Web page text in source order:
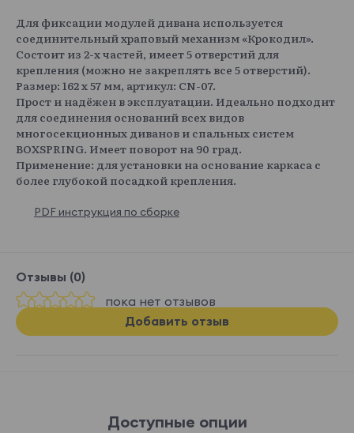
Для фиксации модулей дивана используется
соединительный храповый механизм «Крокодил».
Состоит из 2-х частей, имеет 5 отверстий для
крепления (можно не закреплять все 5 отверстий).
Размер: 162 х 57 мм, артикул: CN-07.
Прост и надёжен в эксплуатации. Идеально подходит
для соединения оснований всех видов
многосекционных диванов и спальных систем
BOXSPRING. Имеет поворот на 90 град.
Применение: для установки на основание каркаса с
более глубокой посадкой крепления.
PDF инструкция по сборке
Отзывы (0)
пока нет отзывов
Добавить отзыв
Доступные опции